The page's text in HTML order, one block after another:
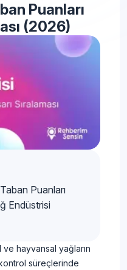
Puanları
(2026)
Puanları
Endüstrisi
hayvansal yağların
süreçlerinde